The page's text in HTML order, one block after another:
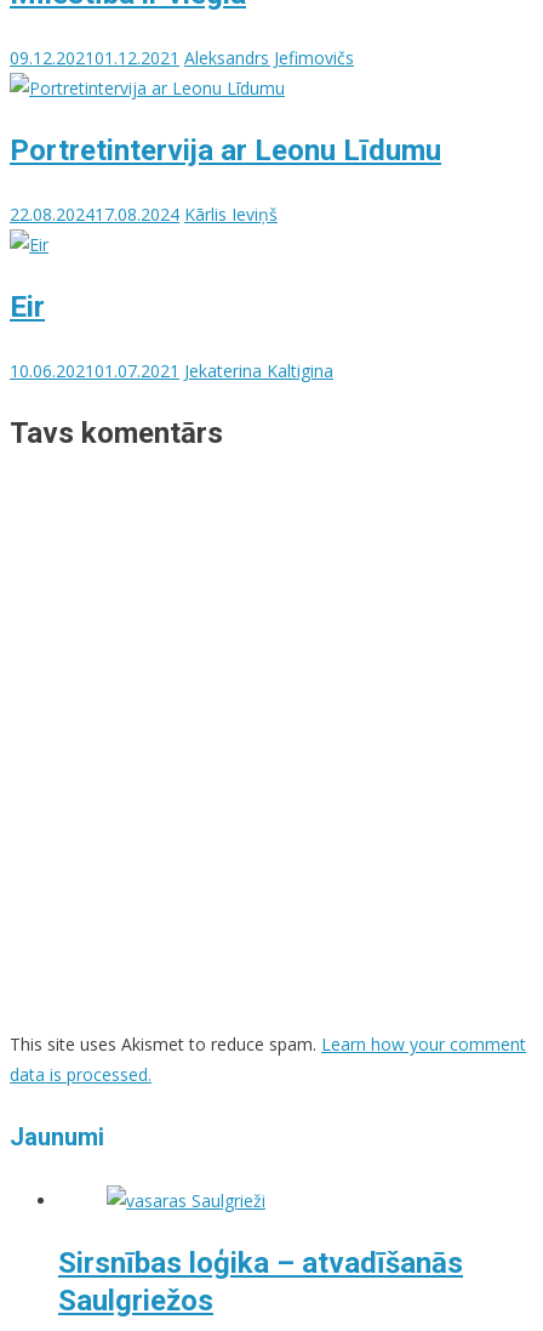
09.12.202101.12.2021 Aleksandrs Jefimovičs
Portretintervija ar Leonu Līdumu
22.08.202417.08.2024 Kārlis Ieviņš
Eir
10.06.202101.07.2021 Jekaterina Kaltigina
Tavs komentārs
This site uses Akismet to reduce spam. Learn how your comment
data is processed.
Jaunumi
Sirsnības loģika – atvadīšanās
Saulgriežos